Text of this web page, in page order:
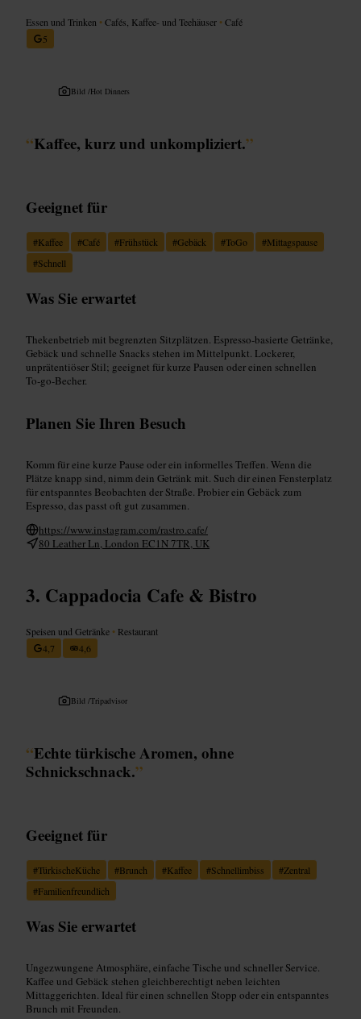
Essen und Trinken •Cafés, Kaffee- und Teehäuser •Café
5
Bild /Hot Dinners
“Kaffee, kurz und unkompliziert.”
Geeignet für
#Kaffee #Café #Frühstück #Gebäck #ToGo #Mittagspause
#Schnell
Was Sie erwartet
Thekenbetrieb mit begrenzten Sitzplätzen. Espresso-basierte Getränke,
Gebäck und schnelle Snacks stehen im Mittelpunkt. Lockerer,
unprätentiöser Stil; geeignet für kurze Pausen oder einen schnellen
To‑go-Becher.
Planen Sie Ihren Besuch
Komm für eine kurze Pause oder ein informelles Treffen. Wenn die
Plätze knapp sind, nimm dein Getränk mit. Such dir einen Fensterplatz
für entspanntes Beobachten der Straße. Probier ein Gebäck zum
Espresso, das passt oft gut zusammen.
https://www.instagram.com/rastro.cafe/
80 Leather Ln, London EC1N 7TR, UK
Cappadocia Cafe & Bistro
Speisen und Getränke • Restaurant
4,7
4,6
Bild /Tripadvisor
“Echte türkische Aromen, ohne
Schnickschnack.”
Geeignet für
#TürkischeKüche #Brunch #Kaffee #Schnellimbiss #Zentral
#Familienfreundlich
Was Sie erwartet
Ungezwungene Atmosphäre, einfache Tische und schneller Service.
Kaffee und Gebäck stehen gleichberechtigt neben leichten
Mittaggerichten. Ideal für einen schnellen Stopp oder ein entspanntes
Brunch mit Freunden.